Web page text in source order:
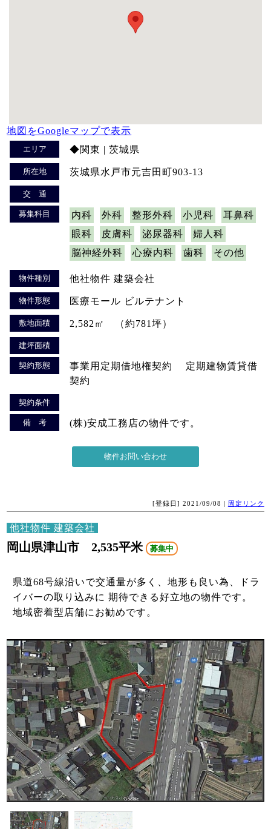
地図をGoogleマップで表示
エリア ◆関東 | 茨城県
所在地 茨城県水戸市元吉田町903-13
交 通
募集科目 内科 外科 整形外科 小児科
耳鼻科
眼科
皮膚科 泌尿器科
婦人科
脳神経外科
心療内科 歯科 その他
物件種別 他社物件 建築会社
物件形態 医療モール ビルテナント
敷地面積 2,582㎡ （約781坪）
建坪面積
契約形態
事業用定期借地権契約 定期建物賃貸借
契約
契約条件
備 考 (株)安成工務店の物件です。
[登録日] 2021/09/08 | 固定リンク
他社物件 建築会社
岡山県津山市 2,535平米 募集中
県道68号線沿いで交通量が多く、地形も良い為、ドラ
イバーの取り込みに 期待できる好立地の物件です。
地域密着型店舗にお勧めです。